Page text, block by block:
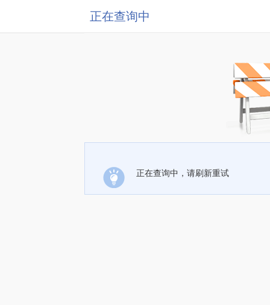
正在查询中
正在查询中，请刷新重试